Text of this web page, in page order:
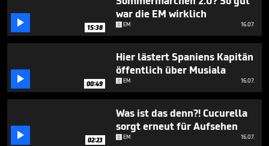
 15:38
war die EM wirklich
EM 16.07.
 00:49
Hier lästert Spaniens Kapitän
öffentlich über Musiala
EM 16.07.
 02:23
Was ist das denn?! Cucurella
sorgt erneut für Aufsehen
EM 16.07.